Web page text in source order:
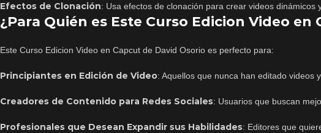
Efectos de Clonación: Usa efectos de clonación para crear videos dinámicos
¿Para Quién es Este Curso Edicion Video en
Este Curso Edicion Video en Capcut de David Osorio es perfecto para:
Principiantes en Edición de Video: Aquellos que nunca han editado videos
Creadores de Contenido para Redes Sociales: Usuarios que buscan
Profesionales que Desean Expandir sus Habilidades: Editores que